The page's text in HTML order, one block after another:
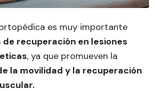
es muy importante
recuperación en lesiones
, ya que promueven la
la movilidad y la recuperación